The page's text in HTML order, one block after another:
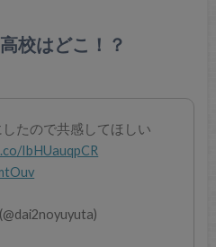
校はどこ！？
たので共感してほしい
IbHUauqpCR